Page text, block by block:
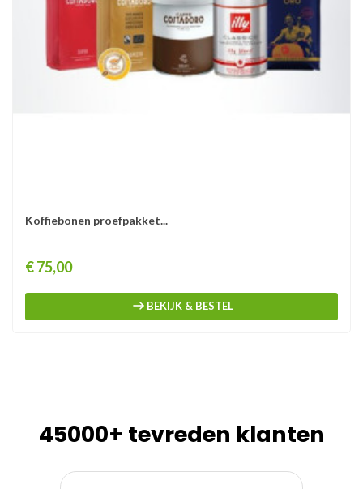
Koffiebonen proefpakket...
Prijs
€ 75,00
BEKIJK & BESTEL
45000+ tevreden klanten